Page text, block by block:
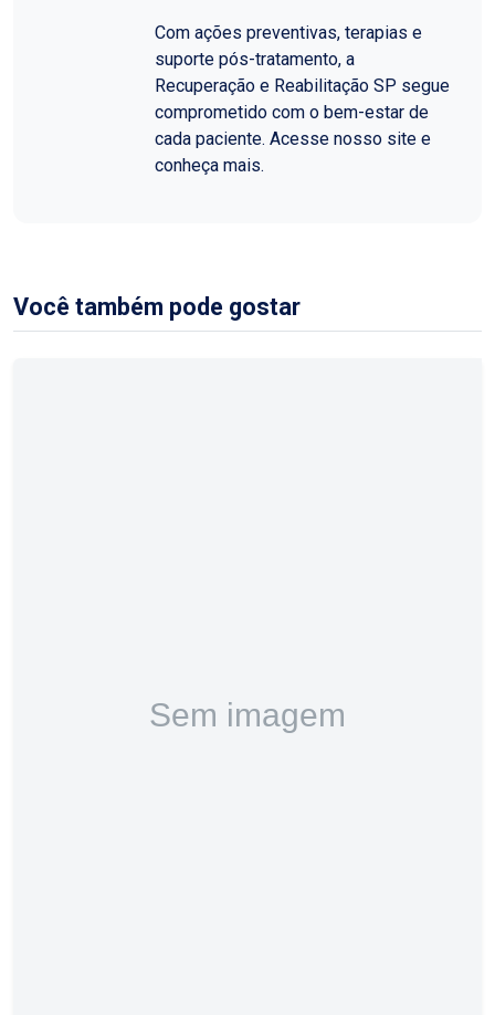
Com ações preventivas, terapias e
suporte pós-tratamento, a
Recuperação e Reabilitação SP segue
comprometido com o bem-estar de
cada paciente. Acesse nosso site e
conheça mais.
Você também pode gostar